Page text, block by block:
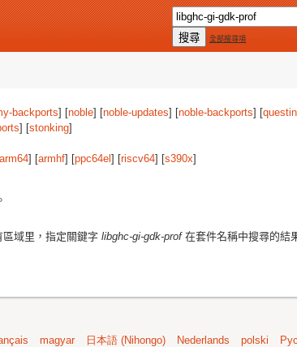
全部搜尋項
backports] [noble] [noble-updates] [noble-backports] [
] [stonking]
arm64] [armhf] [ppc64el ] [riscv64] [s390x]
域里，指定關鍵字 libghc-gi-gdk-prof在套件名稱中搜尋的結
magyar 日本語 (Nihongo) Nederlands polski